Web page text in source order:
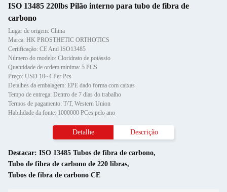
ISO 13485 220lbs Pilão interno para tubo de fibra de
carbono
Lugar de origem: China
Marca: HK PROSTHETIC ORTHOTICS
Certificação: CE And ISO13485
Número do modelo: Cloridrato de potássio
Quantidade de ordem mínima: 5 PCS
Preço: USD 10~4 Per Pcs
Detalhes da embalagem: EPE dado forma com caixas
Tempo de entrega: Dentro de 7 dias do trabalho
Termos de pagamento: T/T, Western Union
Habilidade da fonte: 1000000 PCes pelo ano
Detalhe Descrição
Destacar: ISO 13485 Tubos de fibra de carbono,
Tubo de fibra de carbono de 220 libras,
Tubos de fibra de carbono CE